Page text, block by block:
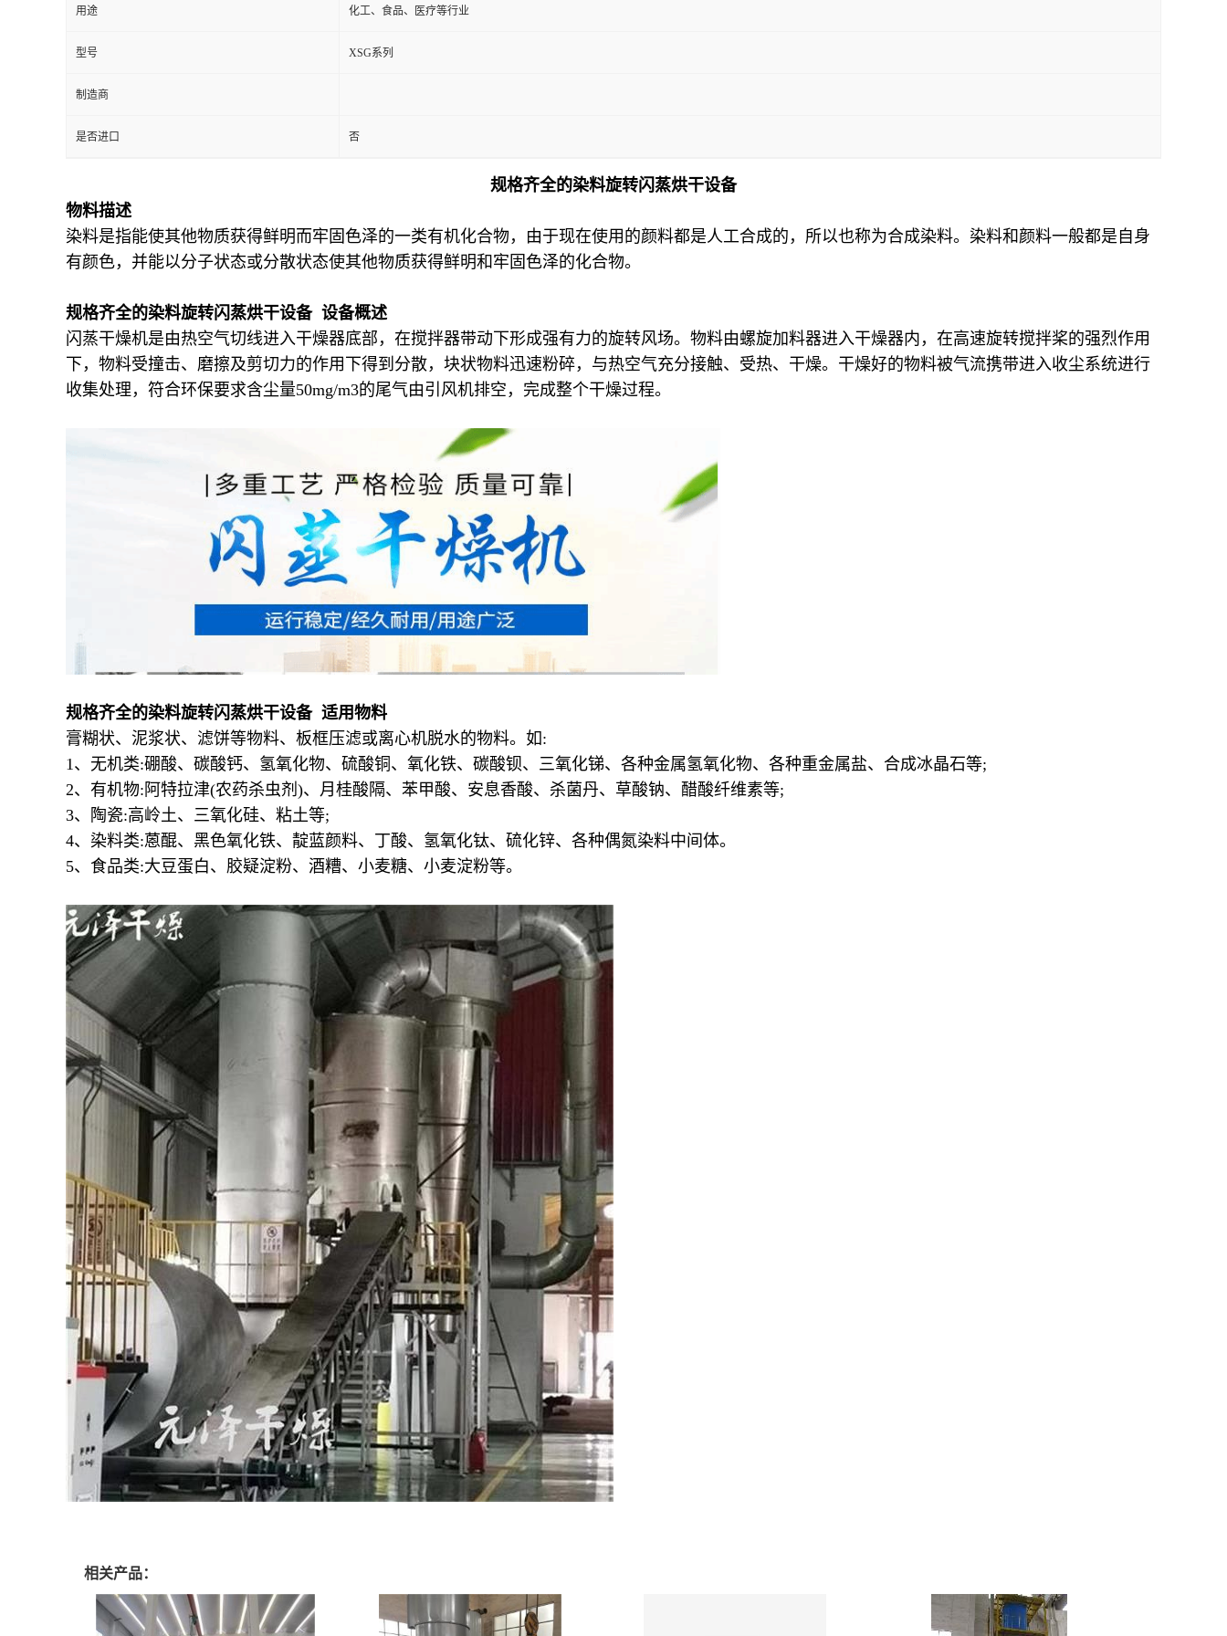
用途 化工、食品、医疗等行业
型号 XSG系列
制造商
是否进口 否
规格齐全的染料旋转闪蒸烘干设备
物料描述
染料是指能使其他物质获得鲜明而牢固色泽的一类有机化合物，由于现在使用的颜料都是人工合成的，所以也称为合成染料。染料和颜料一般都是自身
有颜色，并能以分子状态或分散状态使其他物质获得鲜明和牢固色泽的化合物。
规格齐全的染料旋转闪蒸烘干设备 设备概述
闪蒸干燥机是由热空气切线进入干燥器底部，在搅拌器带动下形成强有力的旋转风场。物料由螺旋加料器进入干燥器内，在高速旋转搅拌桨的强烈作用
下，物料受撞击、磨擦及剪切力的作用下得到分散，块状物料迅速粉碎，与热空气充分接触、受热、干燥。干燥好的物料被气流携带进入收尘系统进行
收集处理，符合环保要求含尘量50mg/m3的尾气由引风机排空，完成整个干燥过程。
规格齐全的染料旋转闪蒸烘干设备 适用物料
膏糊状、泥浆状、滤饼等物料、板框压滤或离心机脱水的物料。如:
1、无机类:硼酸、碳酸钙、氢氧化物、硫酸铜、氧化铁、碳酸钡、三氧化锑、各种金属氢氧化物、各种重金属盐、合成冰晶石等;
2、有机物:阿特拉津(农药杀虫剂)、月桂酸隔、苯甲酸、安息香酸、杀菌丹、草酸钠、醋酸纤维素等;
3、陶瓷:高岭土、三氧化硅、粘土等;
4、染料类:蒽醌、黑色氧化铁、靛蓝颜料、丁酸、氢氧化钛、硫化锌、各种偶氮染料中间体。
5、食品类:大豆蛋白、胶疑淀粉、酒糟、小麦糖、小麦淀粉等。
相关产品：